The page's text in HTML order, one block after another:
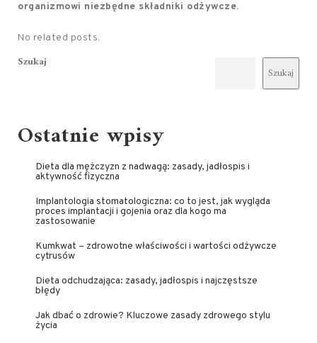
organizmowi niezbędne składniki odżywcze.
No related posts.
Szukaj
Szukaj
Ostatnie wpisy
Dieta dla mężczyzn z nadwagą: zasady, jadłospis i
aktywność fizyczna
Implantologia stomatologiczna: co to jest, jak wygląda
proces implantacji i gojenia oraz dla kogo ma
zastosowanie
Kumkwat – zdrowotne właściwości i wartości odżywcze
cytrusów
Dieta odchudzająca: zasady, jadłospis i najczęstsze
błędy
Jak dbać o zdrowie? Kluczowe zasady zdrowego stylu
życia